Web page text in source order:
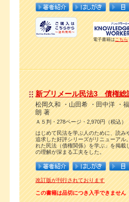
電子書籍はこちら
新プリメール民法3 債権総
松岡久和 ・山田希 ・田中洋 ・
朗 著
Ａ５判・278ページ・2,970円（税込）
はじめて民法を学ぶ人のために、読み
追求した好評シリーズがリニューアル
れた民法（債権関係）を学ぶ」を掲載
の理解が深まる工夫をした。
改訂版が刊行されております
この書籍は品切につき入手できません